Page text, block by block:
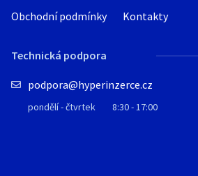
Obchodní podmínky
Kontakty
Technická podpora
podpora@hyperinzerce.cz
pondělí - čtvrtek 8:30 - 17:00